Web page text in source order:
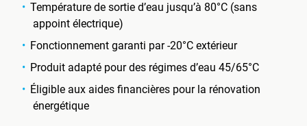
Température de sortie d’eau jusqu’à 80°C (sans
appoint électrique)
Fonctionnement garanti par -20°C extérieur
Produit adapté pour des régimes d’eau 45/65°C
Éligible aux aides financières pour la rénovation
énergétique